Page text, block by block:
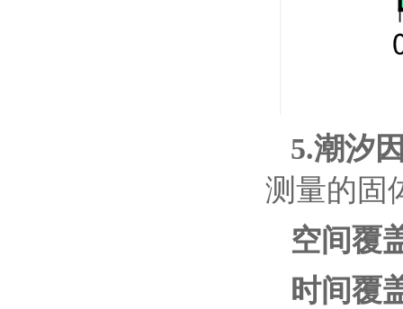
5.潮汐
测量的固
空间覆
时间覆